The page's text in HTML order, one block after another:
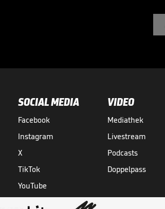
SOCIAL MEDIA
Facebook
Instagram
X
TikTok
YouTube
VIDEO
Mediathek
Livestream
Podcasts
Doppelpass